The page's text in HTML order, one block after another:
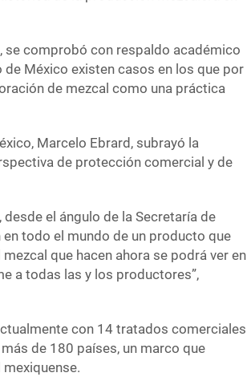
se comprobó con respaldo académico
México existen casos en los que por
de mezcal como una práctica
Marcelo Ebrard, subrayó la
de protección comercial y de
el ángulo de la Secretaría de
todo el mundo de un producto que
que hacen ahora se podrá ver en
a todas las y los productores”,
con 14 tratados comerciales
de 180 países, un marco que